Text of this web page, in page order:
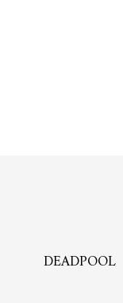
DEADPOOL